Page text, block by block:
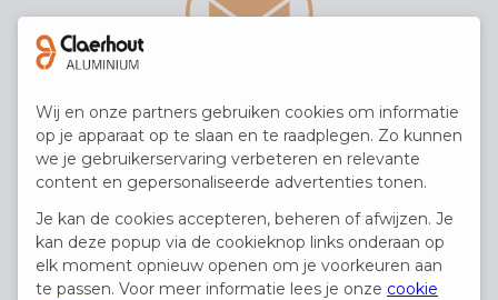
Praktische informatie
Enkele dagen voor je opstart krijg
je een mail met praktische
informatie en worden de collega’s
Wij en onze partners gebruiken cookies om informatie
op je apparaat op te slaan en te raadplegen. Zo kunnen
we je gebruikerservaring verbeteren en relevante
content en gepersonaliseerde advertenties tonen.
Je kan de cookies accepteren, beheren of afwijzen. Je
kan deze popup via de cookieknop links onderaan op
elk moment opnieuw openen om je voorkeuren aan
te passen. Voor meer informatie lees je onze cookie